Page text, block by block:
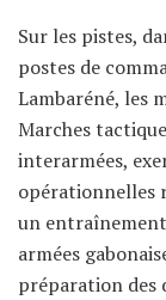
Sur les pistes,
postes de
Lambaréné, les
Marches
interarmées,
opérationnelles
un
armées
préparation des